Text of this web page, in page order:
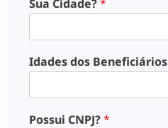
Sua Cidade?*
Idades dos Beneficiários
Possui CNPJ?*